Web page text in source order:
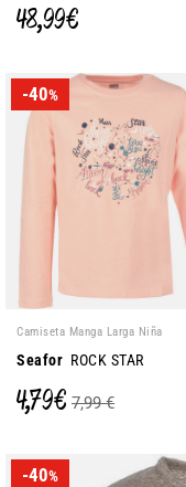
48,99 €
-40%
Camiseta Manga Larga Niña
Seafor ROCK STAR
4,79 € 7,99 €
-40%